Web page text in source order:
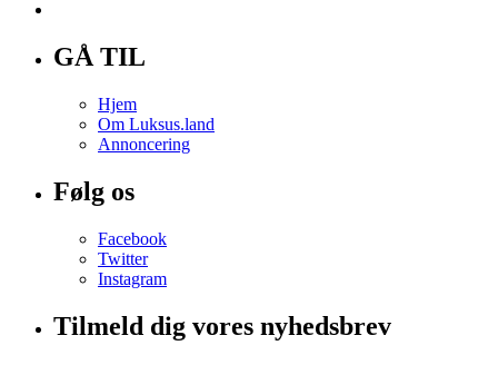
GÅ TIL
Hjem
Om Luksus.land
Annoncering
Følg os
Facebook
Twitter
Instagram
Tilmeld dig vores nyhedsbrev